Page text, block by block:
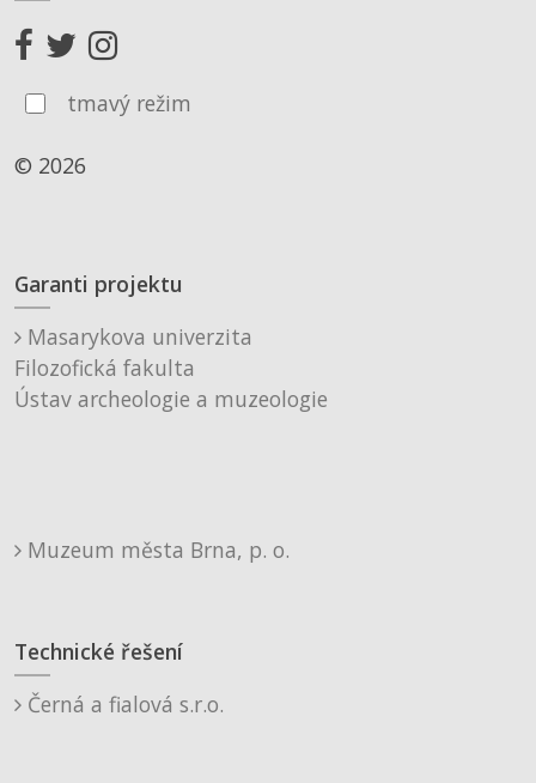
tmavý režim
© 2026
Garanti projektu
Masarykova univerzita
Filozofická fakulta
Ústav archeologie a muzeologie
Muzeum města Brna, p. o.
Technické řešení
Černá a fialová s.r.o.